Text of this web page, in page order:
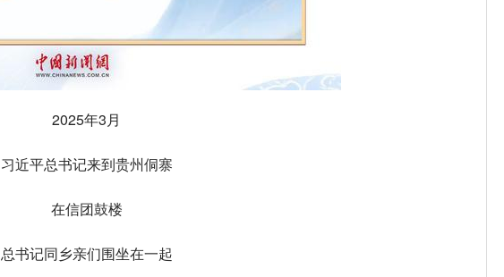
2025年3月
习近平总书记来到贵州侗寨
在信团鼓楼
总书记同乡亲们围坐在一起